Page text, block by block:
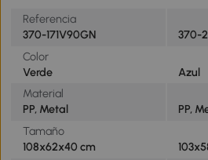
Referencia
370-171V90GN
370-
Color
Verde
Azul
Material
PP, Metal
PP,
Tamaño
108x62x40 cm